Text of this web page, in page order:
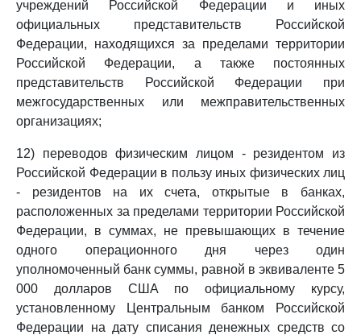
учреждений Российской Федерации и иных
официальных представительств Российской
Федерации, находящихся за пределами территории
Российской Федерации, а также постоянных
представительств Российской Федерации при
межгосударственных или межправительственных
организациях;
12) переводов физическим лицом - резидентом из
Российской Федерации в пользу иных физических лиц
- резидентов на их счета, открытые в банках,
расположенных за пределами территории Российской
Федерации, в суммах, не превышающих в течение
одного операционного дня через один
уполномоченный банк суммы, равной в эквиваленте 5
000 долларов США по официальному курсу,
установленному Центральным банком Российской
Федерации на дату списания денежных средств со